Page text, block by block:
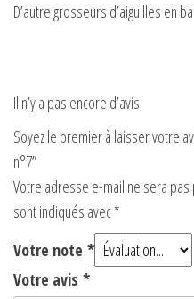
D’autre grosseurs d’aiguilles en
Il n’y a pas encore d’avis.
Soyez le premier à laisser votre
n°7”
Votre adresse e-mail ne sera pas
sont indiqués avec*
Votre note *
Votre avis *